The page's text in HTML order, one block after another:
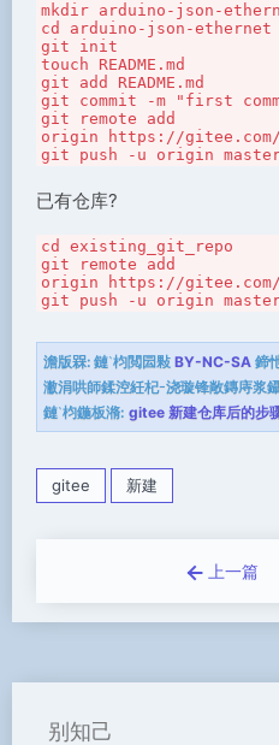
mkdir arduino-json-
cd arduino-json-ethernet
git init
touch README.md
git add README.md
git commit -m "first
git remote add
origin https://
git push -u origin
已有仓库?
cd existing_git_repo
git remote add
origin https://
git push -u origin
澹版槑: 鏈枃閲囩敤 BY-NC-SA 鍗
潎涓哄師鍒涳紝杞浇璇锋敞鏄庤浆
鏈枃鍦板潃: gitee 新建仓库后的步
gitee 新建
上一篇
别知己